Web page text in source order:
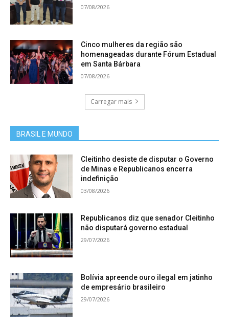
07/08/2026
Cinco mulheres da região são
homenageadas durante Fórum Estadual
em Santa Bárbara
07/08/2026
Carregar mais
BRASIL E MUNDO
Cleitinho desiste de disputar o Governo
de Minas e Republicanos encerra
indefinição
03/08/2026
Republicanos diz que senador Cleitinho
não disputará governo estadual
29/07/2026
Bolívia apreende ouro ilegal em jatinho
de empresário brasileiro
29/07/2026